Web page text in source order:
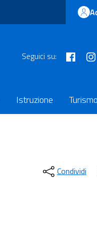
Seguici su:
Istruzione Turismo
Condividi